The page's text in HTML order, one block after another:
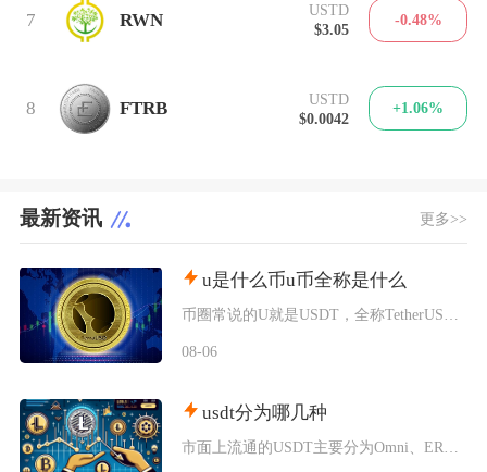
7 RWN
USTD
$3.05
-0.48%
8 FTRB
USTD
$0.0042
+1.06%
最新资讯 更多>>
u是什么币u币全称是什么
08-06
usdt分为哪几种